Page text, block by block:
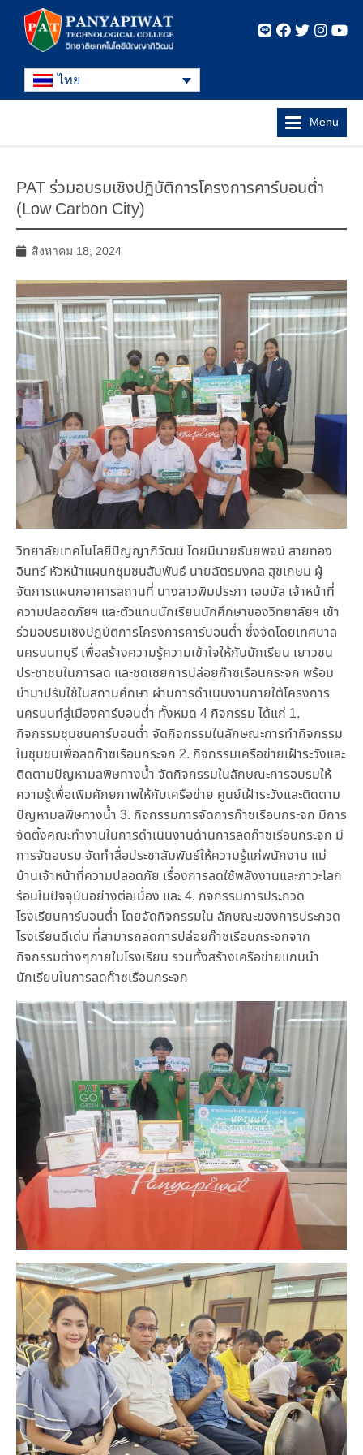
ไทย
Menu
PAT ร่วมอบรมเชิงปฎิบัติการโครงการคาร์บอนต่ำ
(Low Carbon City)
สิงหาคม 18, 2024
วิทยาลัยเทคโนโลยีปัญญาภิวัฒน์ โดยมีนายธันยพจน์ สายทอง
อินทร์ หัวหน้าแผนกชุมชนสัมพันธ์ นายฉัตรมงคล สุขเกษม ผู้
จัดการแผนกอาคารสถานที่ นางสาวพิมประภา เอมมัส เจ้าหน้าที่
ความปลอดภัยฯ และตัวแทนนักเรียนนักศึกษาของวิทยาลัยฯ เข้า
ร่วมอบรมเชิงปฎิบัติการโครงการคาร์บอนต่ำ ซึ่งจัดโดยเทศบาล
นครนนทบุรี เพื่อสร้างความรู้ความเข้าใจให้กับนักเรียน เยาวชน
ประชาชนในการลด และชดเชยการปล่อยก๊าซเรือนกระจก พร้อม
นำมาปรับใช้ในสถานศึกษา ผ่านการดำเนินงานภายใต้โครงการ
นครนนท์สู่เมืองคาร์บอนต่ำ ทั้งหมด 4 กิจกรรม ได้แก่ 1.
กิจกรรมชุมชนคาร์บอนต่ำ จัดกิจกรรมในลักษณะการทำกิจกรรม
ในชุมชนเพื่อลดก๊าซเรือนกระจก 2. กิจกรรมเครือข่ายเฝ้าระวังและ
ติดตามปัญหามลพิษทางน้ำ จัดกิจกรรมในลักษณะการอบรมให้
ความรู้เพื่อเพิมศักยภาพให้กับเครือข่าย ศูนย์เฝ้าระวังและติดตาม
ปัญหามลพิษทางน้ำ 3. กิจกรรมการจัดการก๊าซเรือนกระจก มีการ
จัดตั้งคณะทำงานในการดำเนินงานด้านการลดก๊าซเรือนกระจก มี
การจัดอบรม จัดทำสื่อประชาสัมพันธ์ให้ความรู้แก่พนักงาน แม่
บ้านเจ้าหน้าที่ความปลอดภัย เรื่องการลดใช้พลังงานและภาวะโลก
ร้อนในปัจจุบันอย่างต่อเนื่อง และ 4. กิจกรรมการประกวด
โรงเรียนคาร์บอนต่ำ โดยจัดกิจกรรมใน ลักษณะของการประกวด
โรงเรียนดีเด่น ที่สามารถลดการปล่อยก๊าซเรือนกระจกจาก
กิจกรรมต่างๆภายในโรงเรียน รวมทั้งสร้างเครือข่ายแกนนำ
นักเรียนในการลดก๊าซเรือนกระจก